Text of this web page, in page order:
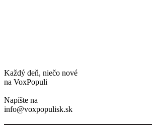
Každý deň, niečo nové
na VoxPopuli
Napíšte na
info@voxpopulisk.sk